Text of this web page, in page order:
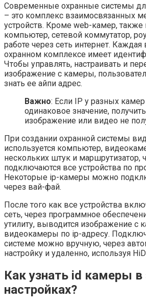
Современные охранные системы
– это комплекс взаимосвязанных
устройств. Кроме web-камер, также
компьютер, сетевой коммутатор,
работе через сеть интернет.
охранном комплексе имеет
Чтобы управлять, настраивать и
изображение с камеры,
знать ее айпи адрес.
Важно: Если IP у разных
одинаковое значение,
изображение или видео не
При создании охранной системы
используется компьютер,
нескольких штук и маршрутизатор,
подключаются все устройства по
Некоторые ip-камеры можно
через вай-фай.
После того как все устройства
сеть, через программное
утилиту, выводится изображение с
видеокамеры по ip-адресу.
системе можно вручную, через
настройку и удаленно, используя
Как узнать id камеры в
настройках?